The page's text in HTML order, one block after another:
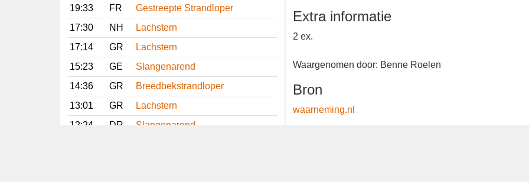
19:33
FR
Gestreepte Strandloper
17:30
NH
Lachstern
17:14
GR
Lachstern
15:23
GE
Slangenarend
14:36
GR
Breedbekstrandloper
13:01
GR
Lachstern
12:24
DR
Slangenarend
Extra informatie
2 ex.
Waargenomen door: Benne Roelen
Bron
waarneming.nl